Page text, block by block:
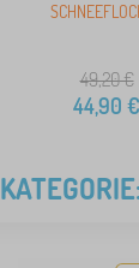
49,20€
44,90 €